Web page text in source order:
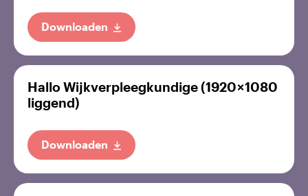
Downloaden
Hallo Wijkverpleegkundige (1920 × 1080
liggend)
Downloaden